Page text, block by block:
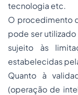
tecnologia etc.
O procedimento
pode ser
sujeito às
estabelecidas
Quanto à
(operação de